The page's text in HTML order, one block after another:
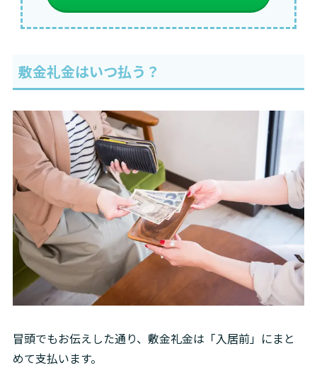
敷金礼金はいつ払う？
冒頭でもお伝えした通り、敷金礼金は「入居前」にまと
めて支払います。